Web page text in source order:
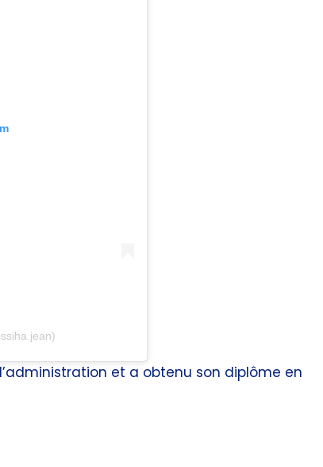
et a obtenu son diplôme en